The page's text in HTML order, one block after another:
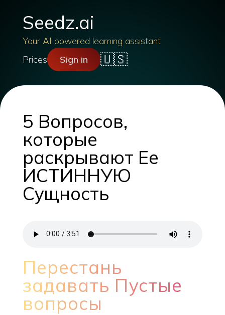
Seedz.ai
Your AI powered learning assistant
Prices
Sign in 🇺🇸
5 Вопросов,
которые
раскрывают Ее
ИСТИННУЮ
Сущность
Перестань
задавать Пустые
вопросы